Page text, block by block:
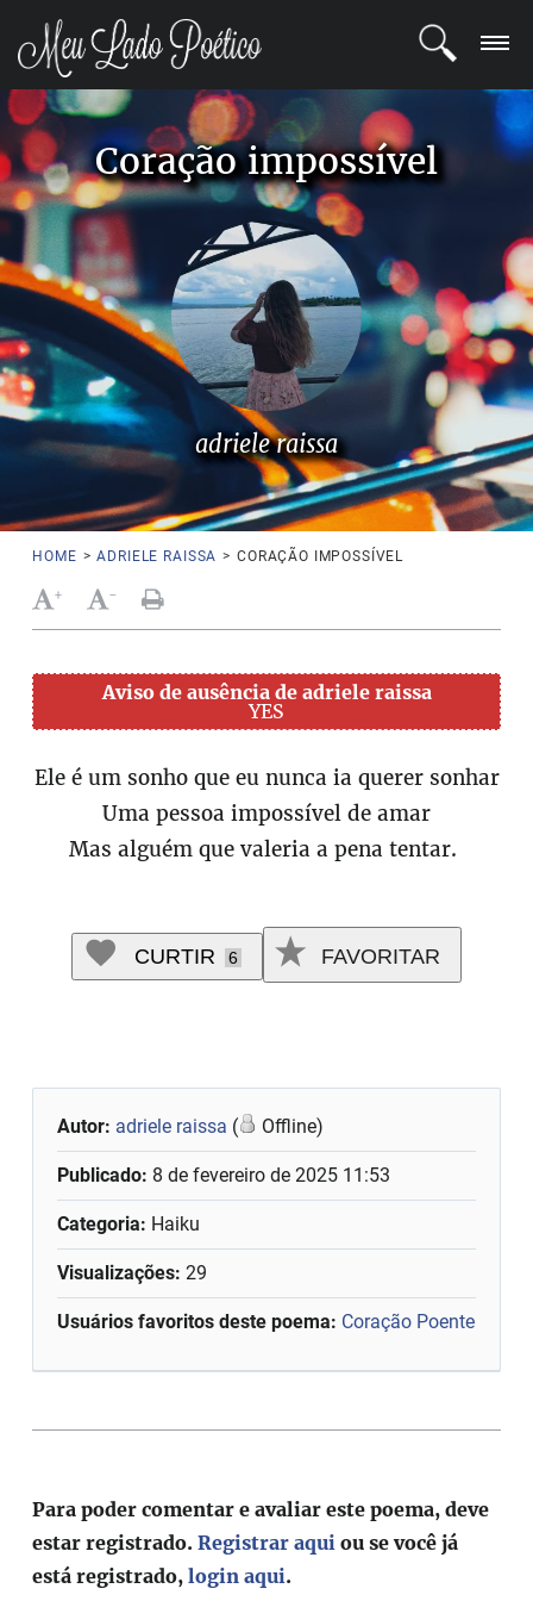
LOGIN
REGISTRO
POETAS
BLOG
COMUNIDADE
Coração impossível
adriele raissa
HOME > ADRIELE RAISSA > CORAÇÃO IMPOSSÍVEL
+ -
Aviso de ausência de adriele raissa
YES
Ele é um sonho que eu nunca ia querer sonhar
Uma pessoa impossível de amar
Mas alguém que valeria a pena tentar.
CURTIR 6 FAVORITAR
Autor: adriele raissa ( Offline)
Publicado: 8 de fevereiro de 2025 11:53
Categoria: Haiku
Visualizações: 29
Usuários favoritos deste poema: Coração Poente
Para poder comentar e avaliar este poema, deve
estar registrado.Registrar aqui ou se você já
está registrado,login aqui.